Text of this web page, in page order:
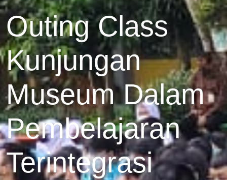
Outing Class
Kunjungan
Museum Dalam
Pembelajaran
Terintegrasi